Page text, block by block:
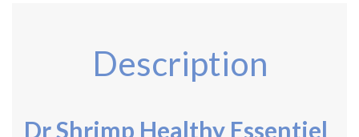
Description
Dr Shrimp Healthy Essentiel